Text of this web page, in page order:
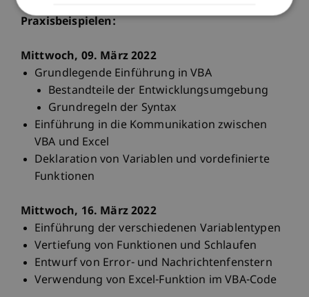
Vermittelte VBA-Konzepte anhand von
Praxisbeispielen:
Mittwoch, 09. März 2022
Grundlegende Einführung in VBA
Bestandteile der Entwicklungsumgebung
Grundregeln der Syntax
Einführung in die Kommunikation zwischen
VBA und Excel
Deklaration von Variablen und vordefinierte
Funktionen
Mittwoch, 16. März 2022
Einführung der verschiedenen Variablentypen
Vertiefung von Funktionen und Schlaufen
Entwurf von Error- und Nachrichtenfenstern
Verwendung von Excel-Funktion im VBA-Code